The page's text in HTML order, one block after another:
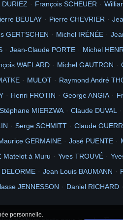
vaccination Diaporama polynesie
DURIEZ François SCHEUER
BEULAY Pierre CHEVRIER
GERTSCHEN Michel IRÉNÉE
Jean-Claude PORTE Michel
WAFLARD Michel GAUTRON
MULOT Raymond André
Henri FROTIN George ANGIA
Stéphane MIERZWA Claude DUVAL
Serge SCHMITT Claude
GERMAINE José PUENTE
Matelot à Muru Yves TROUVÉ
Jean Louis BAUMANN
JENNESSON Daniel RICHARD
personnelle.